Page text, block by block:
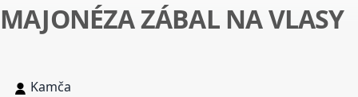
MAJONÉZA ZÁBAL NA VLASY
Kamča